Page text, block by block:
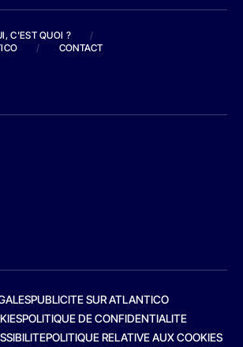
C'EST QUOI ?
/
/ CONTACT
PUBLICITE SUR ATLANTICO
POLITIQUE DE CONFIDENTIALITE
POLITIQUE RELATIVE AUX COOKIES